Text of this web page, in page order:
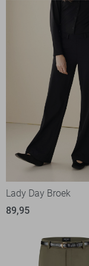
Lady Day Broek
89,95